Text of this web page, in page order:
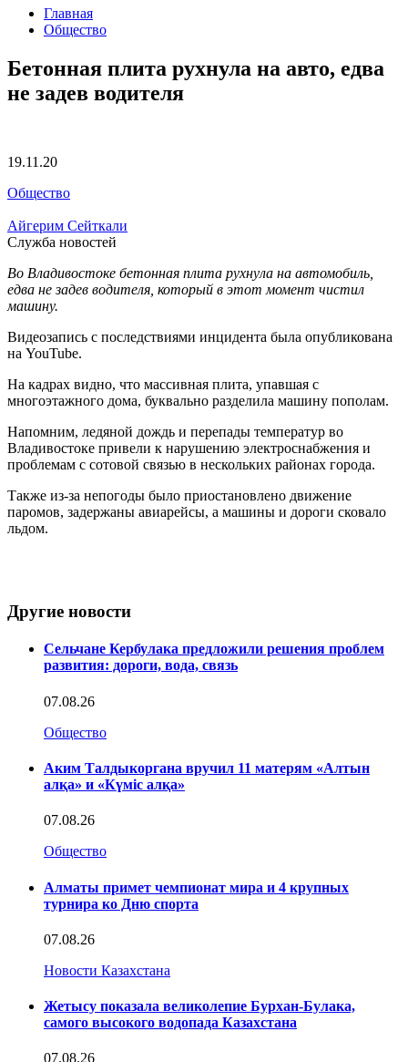
Главная
Общество
Бетонная плита рухнула на авто, едва
не задев водителя
19.11.20
Общество
Айгерим Сейткали
Служба новостей
Во Владивостоке бетонная плита рухнула на автомобиль,
едва не задев водителя, который в этот момент чистил
машину.
Видеозапись с последствиями инцидента была опубликована
на YouTube.
На кадрах видно, что массивная плита, упавшая с
многоэтажного дома, буквально разделила машину пополам.
Напомним, ледяной дождь и перепады температур во
Владивостоке привели к нарушению электроснабжения и
проблемам с сотовой связью в нескольких районах города.
Также из-за непогоды было приостановлено движение
паромов, задержаны авиарейсы, а машины и дороги сковало
льдом.
Другие новости
Сельчане Кербулака предложили решения проблем
развития: дороги, вода, связь
07.08.26
Общество
Аким Талдыкоргана вручил 11 матерям «Алтын
алқа» и «Күміс алқа»
07.08.26
Общество
Алматы примет чемпионат мира и 4 крупных
турнира ко Дню спорта
07.08.26
Новости Казахстана
Жетысу показала великолепие Бурхан-Булака,
самого высокого водопада Казахстана
07.08.26